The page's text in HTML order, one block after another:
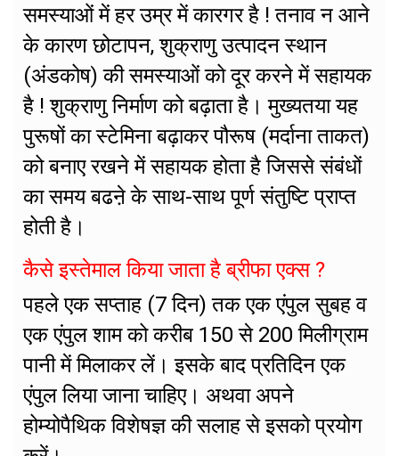
समस्याओं में हर उम्र में कारगर है ! तनाव न आने
के कारण छोटापन, शुक्राणु उत्पादन स्थान
(अंडकोष) की समस्याओं को दूर करने में सहायक
है ! शुक्राणु निर्माण को बढ़ाता है। मुख्यतया यह
पुरूषों का स्टेमिना बढ़ाकर पौरूष (मर्दाना ताकत)
को बनाए रखने में सहायक होता है जिससे संबंधों
का समय बढऩे के साथ-साथ पूर्ण संतुष्टि प्राप्त
होती है।
कैसे इस्तेमाल किया जाता है ब्रीफा एक्स ?
पहले एक सप्ताह (7 दिन) तक एक एंपुल सुबह व
एक एंपुल शाम को करीब 150 से 200 मिलीग्राम
पानी में मिलाकर लें। इसके बाद प्रतिदिन एक
एंपुल लिया जाना चाहिए। अथवा अपने
होम्योपैथिक विशेषज्ञ की सलाह से इसको प्रयोग